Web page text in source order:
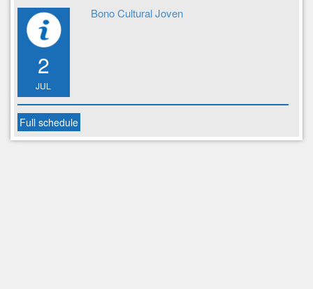
2
JUL
Bono Cultural Joven
Full schedule